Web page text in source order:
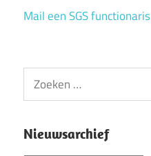
Mail een SGS functionaris
Zoeken
naar:
Nieuwsarchief